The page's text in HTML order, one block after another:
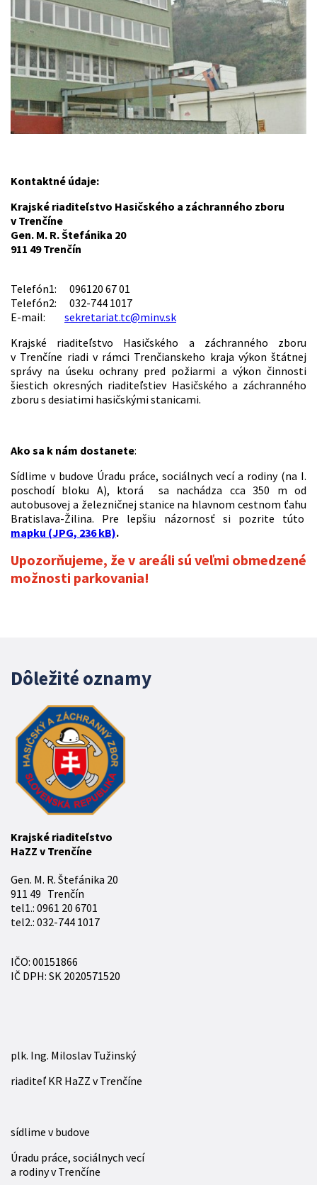
Kontaktné údaje:
Krajské riaditeľstvo Hasičského a záchranného zboru
v Trenčíne
Gen. M. R. Štefánika 20
911 49 Trenčín
Telefón1: 096120 67 01
Telefón2: 032-744 1017
E-mail: sekretariat.tc@minv.sk
Krajské riaditeľstvo Hasičského a záchranného zboru
v Trenčíne riadi v rámci Trenčianskeho kraja výkon štátnej
správy na úseku ochrany pred požiarmi a výkon činnosti
šiestich okresných riaditeľstiev Hasičského a záchranného
zboru s desiatimi hasičskými stanicami.
Ako sa k nám dostanete:
Sídlime v budove Úradu práce, sociálnych vecí a rodiny (na I.
poschodí bloku A), ktorá sa nachádza cca 350 m od
autobusovej a železničnej stanice na hlavnom cestnom ťahu
Bratislava-Žilina. Pre lepšiu názornosť si pozrite túto
mapku (JPG, 236 kB).
Upozorňujeme, že v areáli sú veľmi obmedzené
možnosti parkovania!
Dôležité oznamy
Krajské riaditeľstvo
HaZZ v Trenčíne
Gen. M. R. Štefánika 20
911 49 Trenčín
tel1.: 0961 20 6701
tel2.: 032-744 1017
IČO: 00151866
IČ DPH: SK 2020571520
plk. Ing. Miloslav Tužinský
riaditeľ KR HaZZ v Trenčíne
sídlime v budove
Úradu práce, sociálnych vecí
a rodiny v Trenčíne